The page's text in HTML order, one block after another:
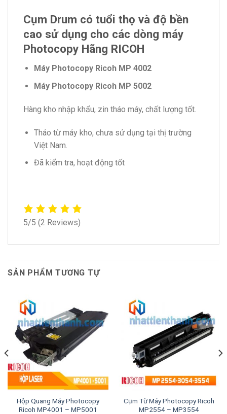
Cụm Drum có tuổi thọ và độ bền
cao sử dụng cho các dòng máy
Photocopy Hãng RICOH
Máy Photocopy Ricoh MP 4002
Máy Photocopy Ricoh MP 5002
Hàng kho nhập khẩu, zin tháo máy, chất lượng tốt.
Tháo từ máy kho, chưa sử dụng tại thị trường
Việt Nam.
Đã kiểm tra, hoạt động tốt
5/5 (2 Reviews)
SẢN PHẨM TƯƠNG TỰ
Hộp Quang Máy Photocopy
Ricoh MP4001 – MP5001
Cụm Từ Máy Photocopy Ricoh
MP2554 – MP3554